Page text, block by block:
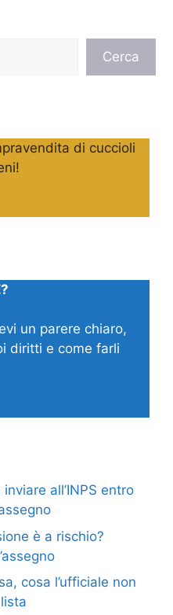
Cerca
di cuccioli
un parere chiaro,
diritti e come farli
all’INPS entro
è a rischio?
cosa l’ufficiale non